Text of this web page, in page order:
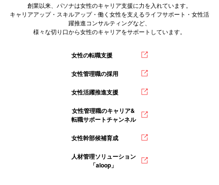
創業以来、パソナは女性のキャリア支援に力を入れています。
キャリアアップ・スキルアップ・働く女性を支えるライフサポート・女性活
躍推進コンサルティングなど、
様々な切り口から女性のキャリアをサポートしています。
女性の転職支援
女性管理職の採用
女性活躍推進支援
女性管理職のキャリア&
転職サポートチャンネル
女性幹部候補育成
人材管理ソリューション
「aloop」